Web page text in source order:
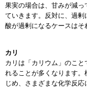
果実の場合は、甘みが減
ていきます。反対に、過
酸が過剰になるケースはそ
カリ
カリは「カリウム」のこ
れることが多くなります
じめ、さまざまな化学反